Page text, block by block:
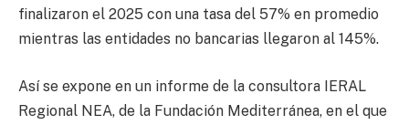
finalizaron el 2025 con una tasa del 57% en promedio
mientras las entidades no bancarias llegaron al 145%.
Así se expone en un informe de la consultora IERAL
Regional NEA, de la Fundación Mediterránea, en el que